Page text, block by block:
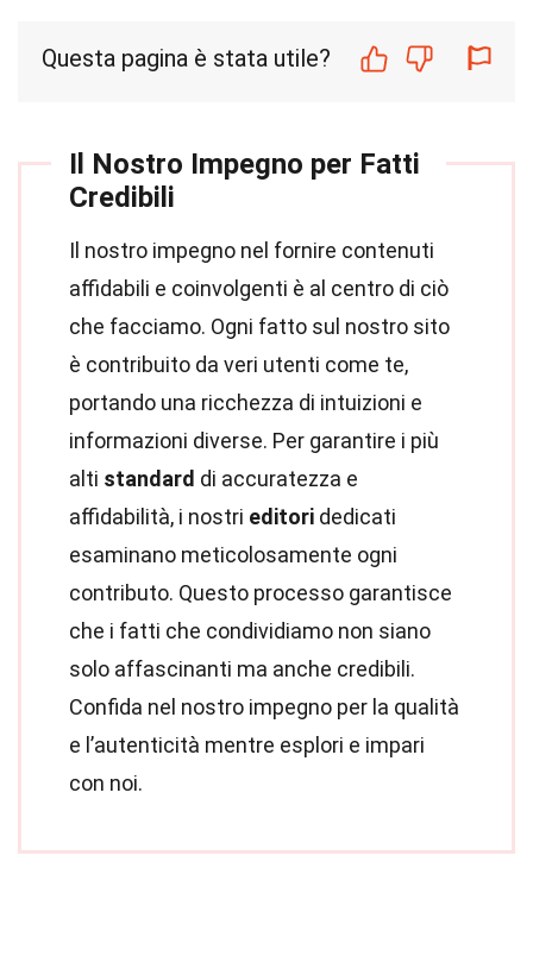
Questa pagina è stata utile?
Il Nostro Impegno per Fatti
Credibili
Il nostro impegno nel fornire contenuti
affidabili e coinvolgenti è al centro di ciò
che facciamo. Ogni fatto sul nostro sito
è contribuito da veri utenti come te,
portando una ricchezza di intuizioni e
informazioni diverse. Per garantire i più
alti standard di accuratezza e
affidabilità, i nostri editori dedicati
esaminano meticolosamente ogni
contributo. Questo processo garantisce
che i fatti che condividiamo non siano
solo affascinanti ma anche credibili.
Confida nel nostro impegno per la qualità
e l’autenticità mentre esplori e impari
con noi.